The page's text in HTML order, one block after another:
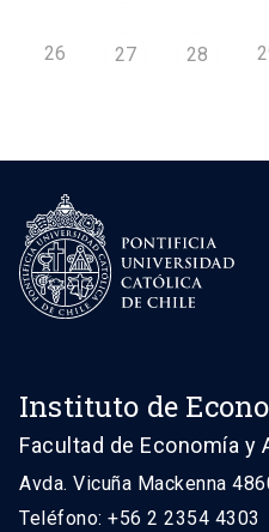
26 27 28
Instituto de
Facultad de Economía y
Avda. Vicuña Mackenna
Teléfono: +56 2 2354 4303